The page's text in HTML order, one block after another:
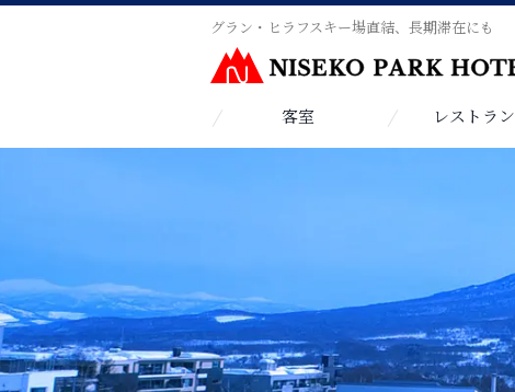
グラン・ヒラフスキー場直結、長期滞在にも
客室 レストラン